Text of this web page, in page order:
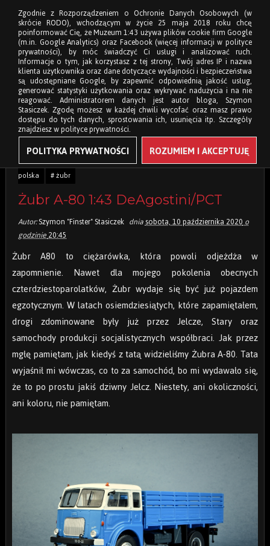
Tagi: # 1:43 # ciężarowe # deagostini # ixo
# motoryzacja
polska
# żubr
Żubr A-80 1:43 DeAgostini/PCT
Autor:Szymon "Finster" Stasiczek dniasobota, 10 października 2020o
godzinie20:45
Żubr A80 to ciężarówka, która powoli odjeżdża w
zapomnienie. Nawet dla mojego pokolenia obecnych
czterdziestoparolatków, Żubr wydaje się być już pojazdem
egzotycznym. W latach osiemdziesiątych, które zapamiętałem,
drogi zdominowane były już przez Jelcze, Stary oraz
samochody produkcji socjalistycznych współbraci. Jak przez
mgłę pamiętam, jak kiedyś z tatą widzieliśmy Żubra A-80. Tata
wyjaśnił mi wówczas, co to za samochód, bo mi wydawało się,
że to po prostu jakiś dziwny Jelcz. Niestety, ani okoliczności,
ani koloru, nie pamiętam.
Zgodnie z Rozporządzeniem o Ochronie Danych Osobowych (w
skrócie RODO), wchodzącym w życie 25 maja 2018 roku chcę
poinformować Cię, że Muzeum 1:43 używa plików cookie firm Google
(m.in. Google Analytics) oraz Facebook (więcej informacji w polityce
prywatności), by móc świadczyć Ci usługi i analizować ruch.
Informacje o tym, jak korzystasz z tej strony, Twój adres IP i nazwa
klienta użytkownika oraz dane dotyczące wydajności i bezpieczeństwa
są udostępniane Google, by zapewnić odpowiednią jakość usług,
generować statystyki użytkowania oraz wykrywać nadużycia i na nie
reagować. Administratorem danych jest autor bloga, Szymon
Stasiczek. Zgodę możesz w każdej chwili wycofać oraz masz prawo
dostępu do tych danych, sprostowania ich, usunięcia itp. Szczegóły
znajdziesz w polityce prywatności.
POLITYKA PRYWATNOŚCI ROZUMIEM I AKCEPTUJĘ